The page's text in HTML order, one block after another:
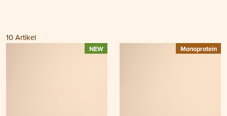
10Artikel
NEW Monoprotein